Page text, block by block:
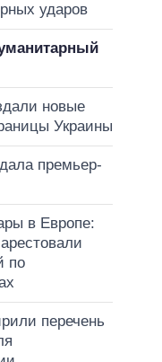
ударов
новые
Украины
премьер-
в Европе:
по
перечень